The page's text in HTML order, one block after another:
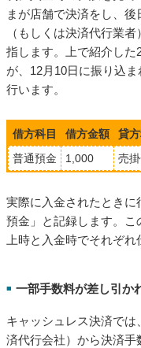
まが店舗で決済をし、
（もしくは決済代行業
指します。上で紹介した
が、12月10日に振り込
行います。
借方科目 借方金額 貸
普通預金
1,000 売
実際に入金されたときに
預金」と記録します。
上時と入金時でそれぞれ
■ 一部手数料が差し引か
キャッシュレス決済で
済代行会社）から決済